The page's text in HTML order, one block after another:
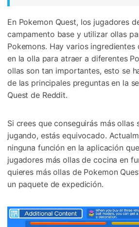
En Pokemon Quest, los jugadores
campamento base y utilizar ollas
Pokemons. Hay varios ingredientes
en la olla para atraer a diferentes
ollas son tan importantes, esto se
de las principales preguntas en la
Quest de Reddit.
Si crees que conseguirás más ollas
jugando, estás equivocado.
ninguna función en la aplicación
jugadores más ollas de cocina en
quieres más ollas de Pokemon
un paquete de expedición.